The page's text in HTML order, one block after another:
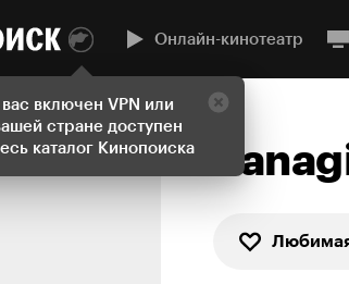
включен VPN или
стране доступен
каталог Кинопоиска
Онлайн-кинотеатр